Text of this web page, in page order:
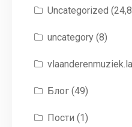
Uncategorized
uncategory(8)
Блог(49)
Пости (1)